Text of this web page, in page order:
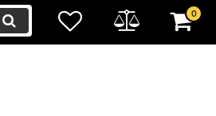
+38 073 525 59 09
0